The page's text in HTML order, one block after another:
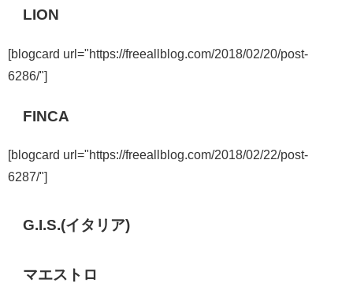
LION
[blogcard url="https://freeallblog.com/2018/02/20/post-
6286/"]
FINCA
[blogcard url="https://freeallblog.com/2018/02/22/post-
6287/"]
G.I.S.(イタリア)
マエストロ